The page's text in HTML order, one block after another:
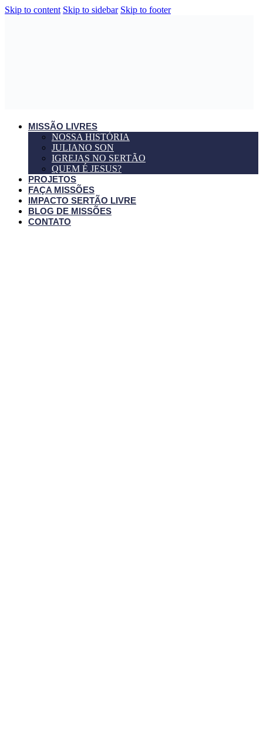
Skip to content Skip to sidebar Skip to footer
MISSÃO LIVRES
NOSSA HISTÓRIA
JULIANO SON
IGREJAS NO SERTÃO
QUEM É JESUS?
PROJETOS
FAÇA MISSÕES
IMPACTO SERTÃO LIVRE
BLOG DE MISSÕES
CONTATO